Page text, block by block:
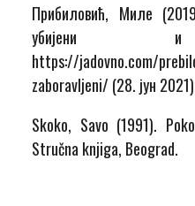
Прибиловић, Миле
убијени и
https://jadovno.com/
zaboravljeni/ (28. јун
Skoko, Savo (1991).
Stručna knjiga, Beograd.